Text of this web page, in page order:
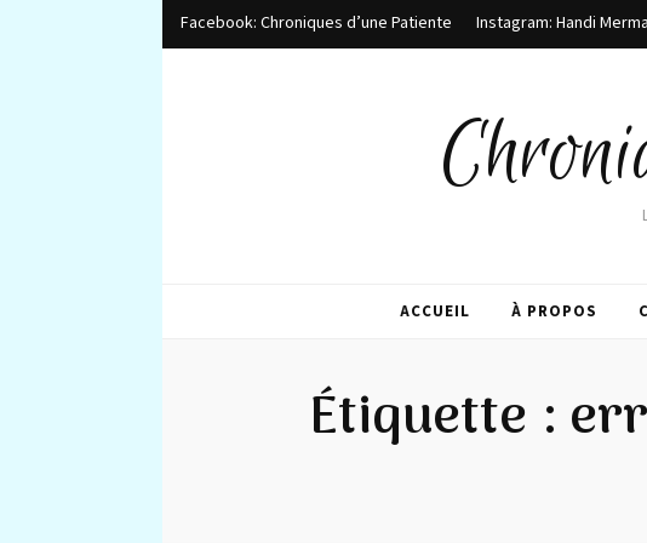
Facebook: Chroniques d’une Patiente Instagram: Handi
ACCUEIL À PROPOS
Étiquette :